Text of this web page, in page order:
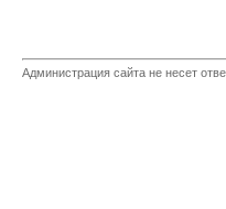
Администрация сайта не несет